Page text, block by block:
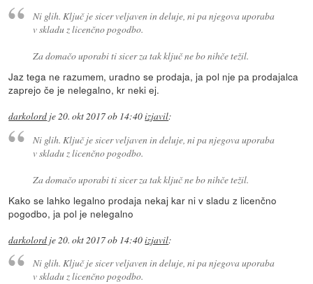
Ni glih. Ključ je sicer veljaven in deluje, ni pa njegova uporaba
v skladu z licenčno pogodbo.
Za domačo uporabi ti sicer za tak ključ ne bo nihče težil.
Jaz tega ne razumem, uradno se prodaja, ja pol nje pa prodajalca
zaprejo če je nelegalno, kr neki ej.
darkolord je20. okt 2017 ob 14:40izjavil:
Ni glih. Ključ je sicer veljaven in deluje, ni pa njegova uporaba
v skladu z licenčno pogodbo.
Za domačo uporabi ti sicer za tak ključ ne bo nihče težil.
Kako se lahko legalno prodaja nekaj kar ni v sladu z licenčno
pogodbo, ja pol je nelegalno
darkolord je20. okt 2017 ob 14:40izjavil:
Ni glih. Ključ je sicer veljaven in deluje, ni pa njegova uporaba
v skladu z licenčno pogodbo.